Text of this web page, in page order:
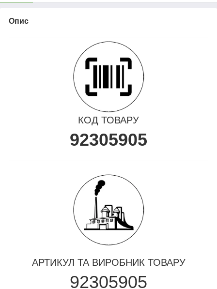
Опис
КОД ТОВАРУ
92305905
АРТИКУЛ ТА ВИРОБНИК ТОВАРУ
92305905